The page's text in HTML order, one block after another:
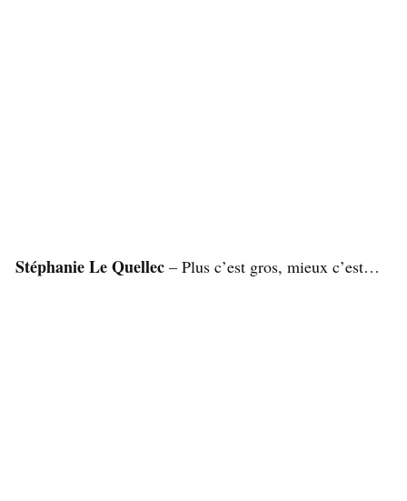
Stéphanie Le Quellec – Plus c’est gros, mieux c’est…